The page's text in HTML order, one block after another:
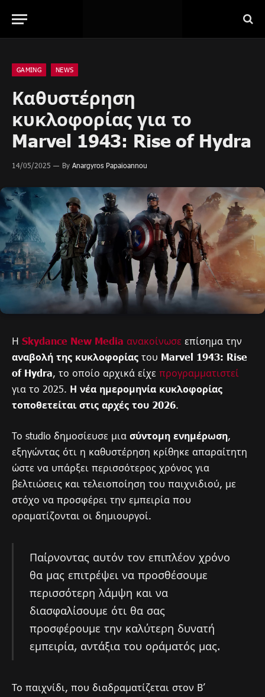
GAMING NEWS
Καθυστέρηση
κυκλοφορίας για το
Marvel 1943: Rise of Hydra
14/05/2025 By Anargyros Papaioannou
Η Skydance New Media ανακοίνωσε επίσημα την
αναβολή της κυκλοφορίας του Marvel 1943: Rise
of Hydra, το οποίο αρχικά είχε προγραμματιστεί
για το 2025. Η νέα ημερομηνία κυκλοφορίας
τοποθετείται στις αρχές του 2026.
Το studio δημοσίευσε μια σύντομη ενημέρωση,
εξηγώντας ότι η καθυστέρηση κρίθηκε απαραίτητη
ώστε να υπάρξει περισσότερος χρόνος για
βελτιώσεις και τελειοποίηση του παιχνιδιού, με
στόχο να προσφέρει την εμπειρία που
οραματίζονται οι δημιουργοί.
Παίρνοντας αυτόν τον επιπλέον χρόνο
θα μας επιτρέψει να προσθέσουμε
περισσότερη λάμψη και να
διασφαλίσουμε ότι θα σας
προσφέρουμε την καλύτερη δυνατή
εμπειρία, αντάξια του οράματός μας.
Το παιχνίδι, που διαδραματίζεται στον Β’